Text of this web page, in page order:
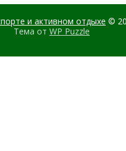
и активном отдыхе ©
Тема от WP Puzzle